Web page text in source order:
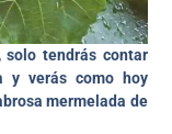
solo tendrás contar
y verás como hoy
mermelada de